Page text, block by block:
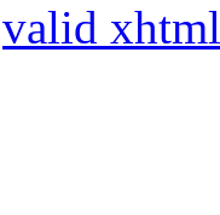
valid xhtml